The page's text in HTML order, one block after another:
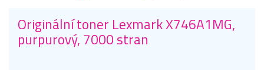
Originální toner Lexmark X746A1MG,
purpurový, 7000 stran